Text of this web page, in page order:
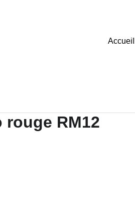
Accueil